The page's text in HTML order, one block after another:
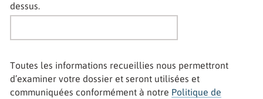
dessus.
Toutes les informations recueillies nous permettront
d’examiner votre dossier et seront utilisées et
communiquées conformément à notre Politique de